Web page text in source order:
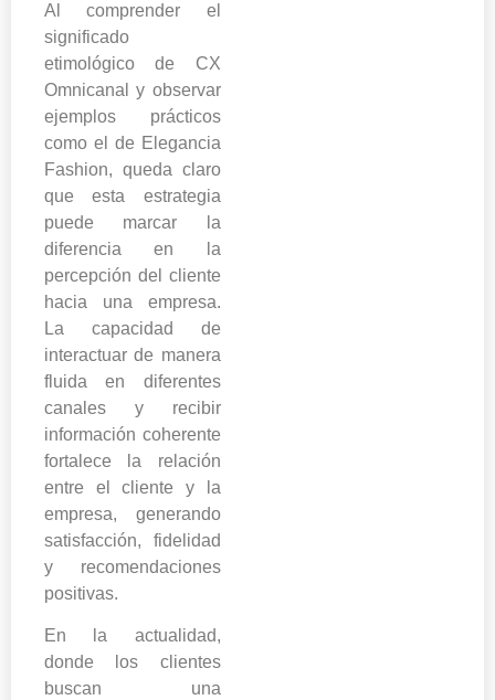
Al comprender el
significado
etimológico de CX
Omnicanal y observar
ejemplos prácticos
como el de Elegancia
Fashion, queda claro
que esta estrategia
puede marcar la
diferencia en la
percepción del cliente
hacia una empresa.
La capacidad de
interactuar de manera
fluida en diferentes
canales y recibir
información coherente
fortalece la relación
entre el cliente y la
empresa, generando
satisfacción, fidelidad
y recomendaciones
positivas.
En la actualidad,
donde los clientes
buscan una